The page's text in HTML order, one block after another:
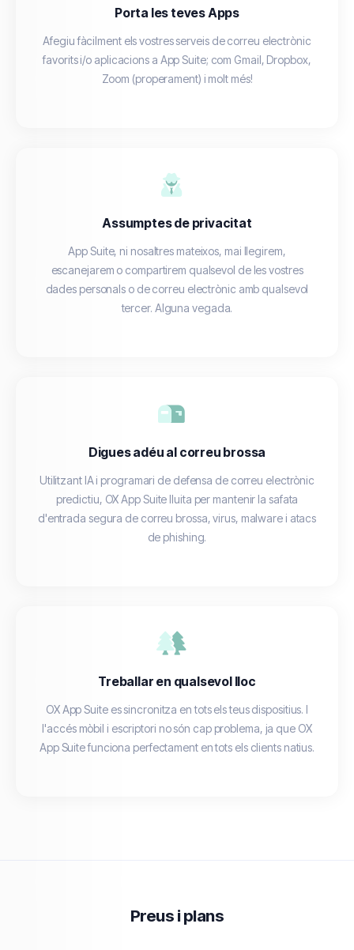
Porta les teves Apps
Afegiu fàcilment els vostres serveis de correu electrònic
favorits i/o aplicacions a App Suite; com Gmail, Dropbox,
Zoom (properament) i molt més!
Assumptes de privacitat
App Suite, ni nosaltres mateixos, mai llegirem,
escanejarem o compartirem qualsevol de les vostres
dades personals o de correu electrònic amb qualsevol
tercer. Alguna vegada.
Digues adéu al correu brossa
Utilitzant IA i programari de defensa de correu electrònic
predictiu, OX App Suite lluita per mantenir la safata
d'entrada segura de correu brossa, virus, malware i atacs
de phishing.
Treballar en qualsevol lloc
OX App Suite es sincronitza en tots els teus dispositius. I
l'accés mòbil i escriptori no són cap problema, ja que OX
App Suite funciona perfectament en tots els clients natius.
Preus i plans